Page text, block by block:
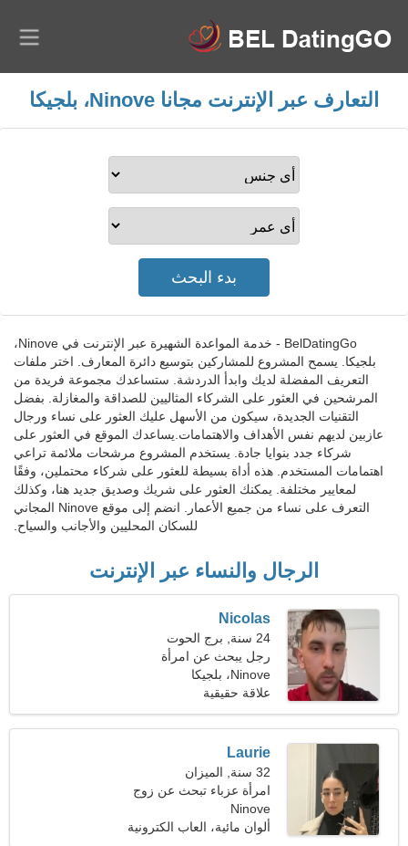
التعارف عبر الإنترنت مجانا Ninove، بلجيكا
BelDatingGo - خدمة المواعدة الشهيرة عبر الإنترنت في Ninove،
بلجيكا. يسمح المشروع للمشاركين بتوسيع دائرة المعارف. اختر ملفات
التعريف المفضلة لديك وابدأ الدردشة. ستساعدك مجموعة فريدة من
المرشحين في العثور على الشركاء المثاليين للصداقة والمغازلة. بفضل
التقنيات الجديدة، سيكون من الأسهل عليك العثور على نساء ورجال
عازبين لديهم نفس الأهداف والاهتمامات.يساعدك الموقع في العثور على
شركاء جدد بنوايا جادة. يستخدم المشروع مرشحات ملائمة تراعي
اهتمامات المستخدم. هذه أداة بسيطة للعثور على شركاء محتملين، وفقًا
لمعايير مختلفة. يمكنك العثور على شريك وصديق جديد هنا، وكذلك
التعرف على نساء من جميع الأعمار. انضم إلى موقع Ninove المجاني
للسكان المحليين والأجانب والسياح.
الرجال والنساء عبر الإنترنت
Nicolas
24 سنة, برج الحوت
رجل يبحث عن امرأة
Ninove، بلجيكا
علاقة حقيقية
Laurie
32 سنة, الميزان
امرأة عزباء تبحث عن زوج
38-43
Ninove
ألوان مائية، العاب الكترونية